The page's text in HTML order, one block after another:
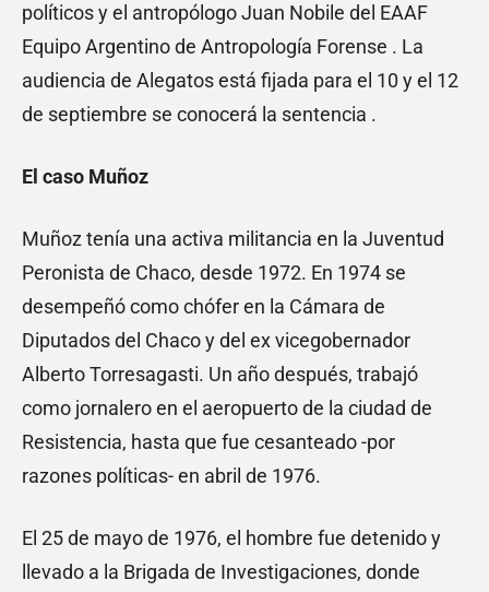
políticos y el antropólogo Juan Nobile del EAAF
Equipo Argentino de Antropología Forense . La
audiencia de Alegatos está fijada para el 10 y el 12
de septiembre se conocerá la sentencia .
El caso Muñoz
Muñoz tenía una activa militancia en la Juventud
Peronista de Chaco, desde 1972. En 1974 se
desempeñó como chófer en la Cámara de
Diputados del Chaco y del ex vicegobernador
Alberto Torresagasti. Un año después, trabajó
como jornalero en el aeropuerto de la ciudad de
Resistencia, hasta que fue cesanteado -por
razones políticas- en abril de 1976.
El 25 de mayo de 1976, el hombre fue detenido y
llevado a la Brigada de Investigaciones, donde